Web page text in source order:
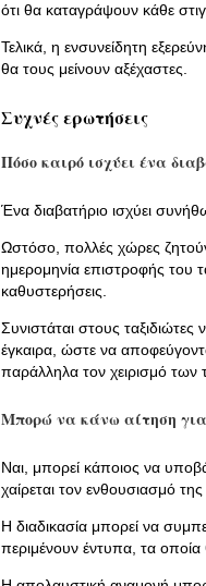
ότι θα καταγράψουν κάθε
Τελικά, η ενσυνείδητη
θα τους μείνουν αξέχαστες.
Συχνές ερωτήσεις
Πόσο καιρό ισχύει ένα
Ένα διαβατήριο ισχύει
Ωστόσο, πολλές χώρες ζητούν
ημερομηνία επιστροφής του
καθυστερήσεις.
Συνιστάται στους
έγκαιρα, ώστε να
παράλληλα τον χειρισμό των
Μπορώ να κάνω αίτηση για
Ναι, μπορεί κάποιος να
χαίρεται τον ενθουσιασμό της
Η διαδικασία μπορεί να
περιμένουν έντυπα, τα